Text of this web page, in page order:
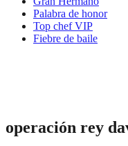
Palabra de honor
Top chef VIP
Fiebre de baile
operación rey